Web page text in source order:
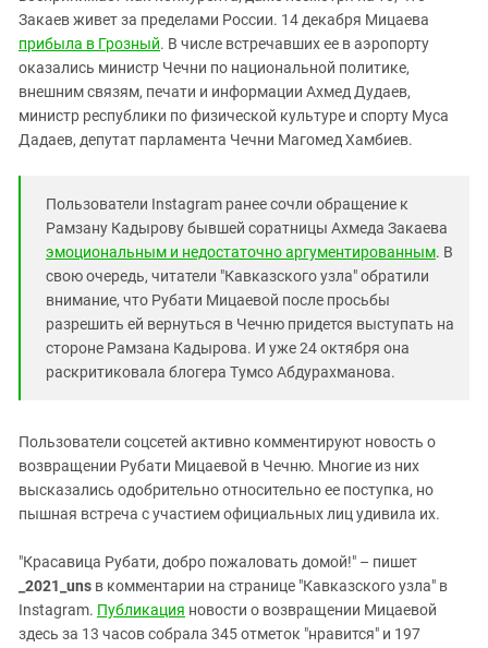
Закаев живет за пределами России. 14 декабря Мицаева
прибыла в Грозный. В числе встречавших ее в аэропорту
оказались министр Чечни по национальной политике,
внешним связям, печати и информации Ахмед Дудаев,
министр республики по физической культуре и спорту Муса
Дадаев, депутат парламента Чечни Магомед Хамбиев.
Пользователи Instagram ранее сочли обращение к
Рамзану Кадырову бывшей соратницы Ахмеда Закаева
эмоциональным и недостаточно аргументированным. В
свою очередь, читатели "Кавказского узла" обратили
внимание, что Рубати Мицаевой после просьбы
разрешить ей вернуться в Чечню придется выступать на
стороне Рамзана Кадырова. И уже 24 октября она
раскритиковала блогера Тумсо Абдурахманова.
Пользователи соцсетей активно комментируют новость о
возвращении Рубати Мицаевой в Чечню. Многие из них
высказались одобрительно относительно ее поступка, но
пышная встреча с участием официальных лиц удивила их.
"Красавица Рубати, добро пожаловать домой!" – пишет
_2021_uns в комментарии на странице "Кавказского узла" в
Instagram. Публикация новости о возвращении Мицаевой
здесь за 13 часов собрала 345 отметок "нравится" и 197